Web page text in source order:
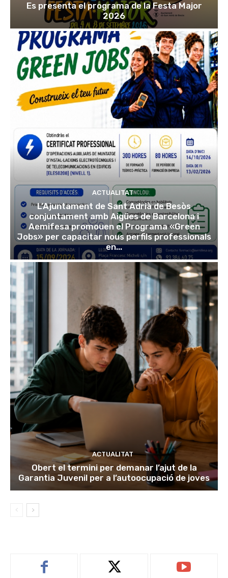
Es presenta el programa de la Festa Major
2026
ACTUALITAT
L’Ajuntament de Sant Adrià de Besòs
conjuntament amb Aigües de Barcelona i
Aemifesa promouen el Programa «Green
Jobs» per capacitar nous perfils professionals
en...
ACTUALITAT
Obert el termini per demanar l’ajut de la
Garantia Juvenil per a l’autoocupació de joves